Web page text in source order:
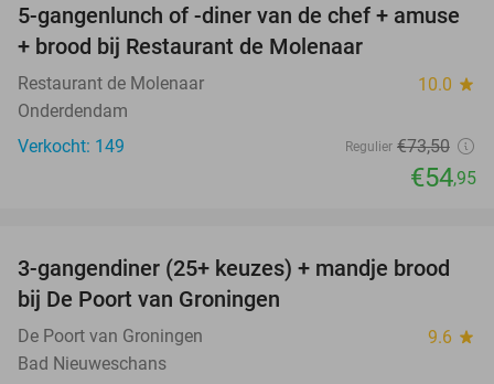
25%
5-gangenlunch of -diner van de chef + amuse
+ brood bij Restaurant de Molenaar
Restaurant de Molenaar 10.0 star
Onderdendam
Verkocht: 149
Regulier €73,50
€54,95
49%
3-gangendiner (25+ keuzes) + mandje brood
bij De Poort van Groningen
De Poort van Groningen 9.6 star
Bad Nieuweschans